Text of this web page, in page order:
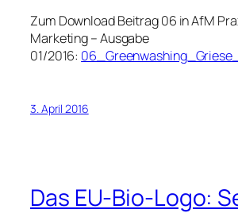
Zum Download Beitrag 06 inAfM
Marketing – Ausgabe
01/2016:
3. April 2016
Das EU-Bio-Logo: